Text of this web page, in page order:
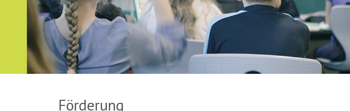
Förderung